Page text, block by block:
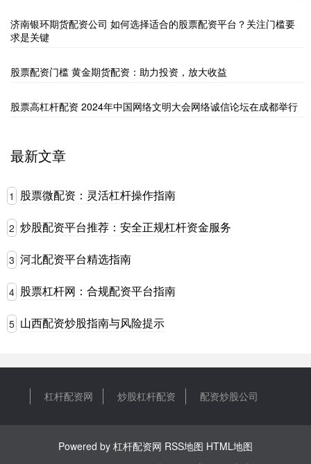
济南银环期货配资公司 如何选择适合的股票配资平台？关注门槛要
求是关键
股票配资门槛 黄金期货配资：助力投资，放大收益
股票高杠杆配资 2024年中国网络文明大会网络诚信论坛在成都举行
最新文章
1 股票微配资：灵活杠杆操作指南
2 炒股配资平台推荐：安全正规杠杆资金服务
3 河北配资平台精选指南
4 股票杠杆网：合规配资平台指南
5 山西配资炒股指南与风险提示
杠杆配资网 炒股杠杆配资 配资炒股公司
Powered by 杠杆配资网 RSS地图 HTML地图